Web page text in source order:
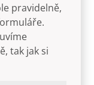
pravidelně,
tak jak si